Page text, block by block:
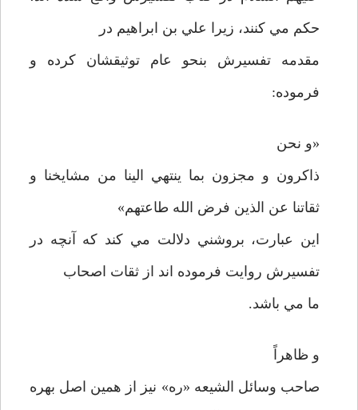
حکم مي کنند، زيرا علي بن ابراهيم در
مقدمه تفسيرش بنحو عام توثيقشان کرده و
فرموده:
«و نحن
ذاکرون و مجزون بما ينتهي الينا من مشايخنا و
ثقاتنا عن الذين فرض الله طاعتهم»
اين عبارت، بروشني دلالت مي کند که آنچه در
تفسيرش روايت فرموده اند از ثقات اصحاب
ما مي باشد.
و ظاهراً
صاحب وسائل الشيعه «ره» نيز از همين اصل بهره